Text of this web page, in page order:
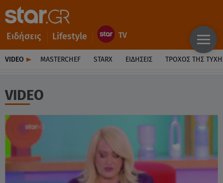
Ειδήσεις Lifestyle
VIDEO MASTERCHEF STARX ΕΙΔΉΣΕΙΣ ΤΡΟΧΌΣ ΤΗΣ
VIDEO